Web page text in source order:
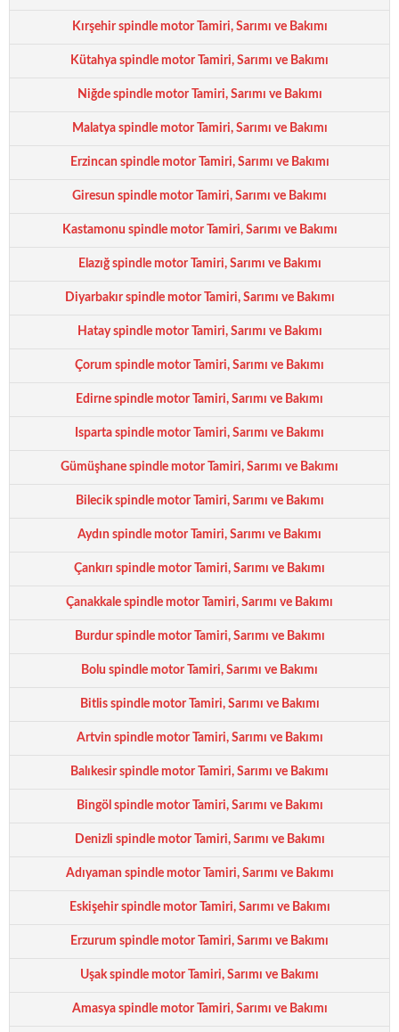
Kırşehir spindle motor Tamiri, Sarımı ve Bakımı
Kütahya spindle motor Tamiri, Sarımı ve Bakımı
Niğde spindle motor Tamiri, Sarımı ve Bakımı
Malatya spindle motor Tamiri, Sarımı ve Bakımı
Erzincan spindle motor Tamiri, Sarımı ve Bakımı
Giresun spindle motor Tamiri, Sarımı ve Bakımı
Kastamonu spindle motor Tamiri, Sarımı ve Bakımı
Elazığ spindle motor Tamiri, Sarımı ve Bakımı
Diyarbakır spindle motor Tamiri, Sarımı ve Bakımı
Hatay spindle motor Tamiri, Sarımı ve Bakımı
Çorum spindle motor Tamiri, Sarımı ve Bakımı
Edirne spindle motor Tamiri, Sarımı ve Bakımı
Isparta spindle motor Tamiri, Sarımı ve Bakımı
Gümüşhane spindle motor Tamiri, Sarımı ve Bakımı
Bilecik spindle motor Tamiri, Sarımı ve Bakımı
Aydın spindle motor Tamiri, Sarımı ve Bakımı
Çankırı spindle motor Tamiri, Sarımı ve Bakımı
Çanakkale spindle motor Tamiri, Sarımı ve Bakımı
Burdur spindle motor Tamiri, Sarımı ve Bakımı
Bolu spindle motor Tamiri, Sarımı ve Bakımı
Bitlis spindle motor Tamiri, Sarımı ve Bakımı
Artvin spindle motor Tamiri, Sarımı ve Bakımı
Balıkesir spindle motor Tamiri, Sarımı ve Bakımı
Bingöl spindle motor Tamiri, Sarımı ve Bakımı
Denizli spindle motor Tamiri, Sarımı ve Bakımı
Adıyaman spindle motor Tamiri, Sarımı ve Bakımı
Eskişehir spindle motor Tamiri, Sarımı ve Bakımı
Erzurum spindle motor Tamiri, Sarımı ve Bakımı
Uşak spindle motor Tamiri, Sarımı ve Bakımı
Amasya spindle motor Tamiri, Sarımı ve Bakımı